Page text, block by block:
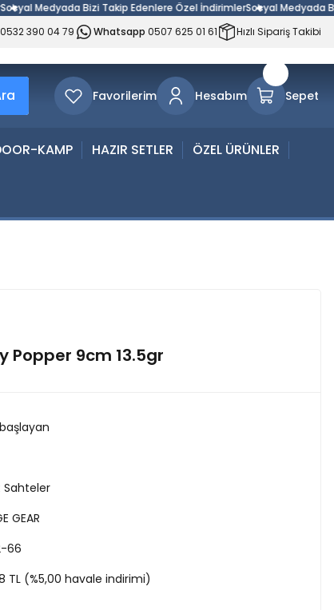
Medyada Bizi Takip Edenlere Özel İndirimlerSosyal Medyada Bizi
0532 390 04 79 Whatsapp 0507 625 01 61 Hızlı Sipariş Takibi
Favorilerim Hesabım Sepet
KAMP HAZIR SETLER ÖZEL ÜRÜNLER
Popper 9cm 13.5gr
Sahteler
GEAR
66
TL (%5,00 havale indirimi)